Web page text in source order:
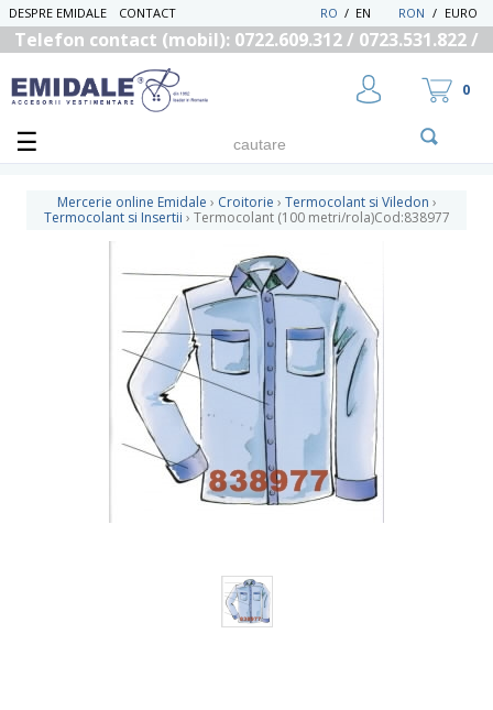
DESPRE EMIDALE CONTACT RON / EURO
EN
/
RO
Telefon contact (mobil): 0722.609.312 / 0723.531.822 /
RECUPEREAZA PAROLA
0
Mercerie online Emidale › Croitorie › Termocolant si Viledon ›
Termocolant si Insertii › Termocolant (100 metri/rola)Cod:838977